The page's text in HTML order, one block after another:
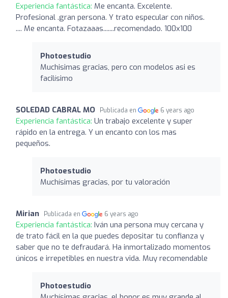
Experiencia fantástica: Me encanta. Excelente.
Profesional .gran persona. Y trato especular con niños.
.... Me encanta. Fotazaaas.......recomendado. 100x100
Photoestudio
Muchisimas gracias, pero con modelos asi es
facilísimo
SOLEDAD CABRAL MO Publicada en 6 years ago
Experiencia fantástica: Un trabajo excelente y super
rápido en la entrega. Y un encanto con los mas
pequeños.
Photoestudio
Muchísimas gracias, por tu valoración
Mirian Publicada en 6 years ago
Experiencia fantástica: Iván una persona muy cercana y
de trato fácil en la que puedes depositar tu confianza y
saber que no te defraudará. Ha inmortalizado momentos
únicos e irrepetibles en nuestra vida. Muy recomendable
Photoestudio